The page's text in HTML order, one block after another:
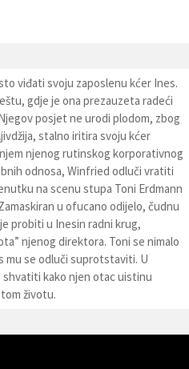
viđati svoju zaposlenu kćer Ines.
gdje je ona prezauzeta radeći
posjet ne urodi plodom, zbog
stalno iritira svoju kćer
njenog rutinskog korporativnog
odnosa, Winfried odluči vratiti
na scenu stupa Toni Erdmann
u ofucano odijelo, čudnu
probiti u Inesin radni krug,
njenog direktora. Toni se nimalo
mu se odluči suprotstaviti. U
kako njen otac uistinu
životu.